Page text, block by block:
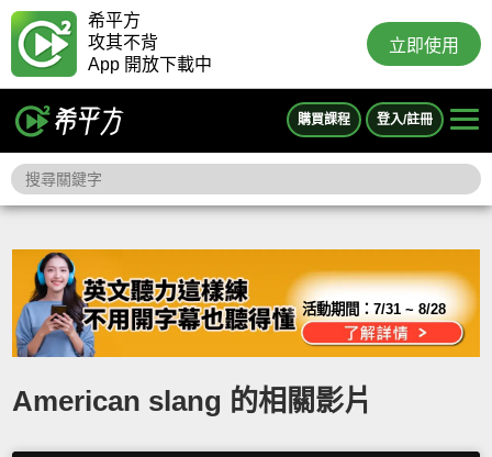
希平方
攻其不背
App 開放下載中
立即使用
購買課程 登入/註冊
活動期間：7/31 ~ 8/28
American slang 的相關影片